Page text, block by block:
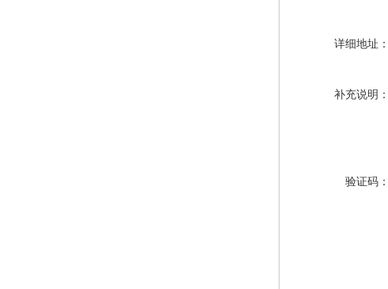
详细地址：
补充说明：
验证码：